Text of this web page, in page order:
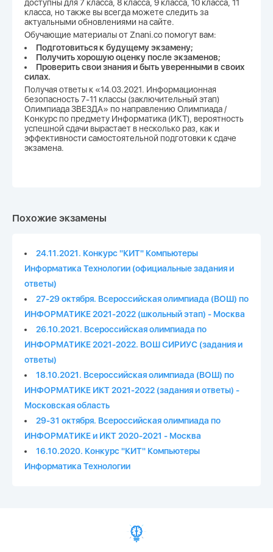
доступны для 7 класса, 8 класса, 9 класса, 10 класса, 11
класса, но также вы всегда можете следить за
актуальными обновлениями на сайте.
Обучающие материалы от Znani.co помогут вам:
Подготовиться к будущему экзамену;
Получить хорошую оценку после экзаменов;
Проверить свои знания и быть уверенными в своих
силах.
Получая ответы к «14.03.2021. Информационная
безопасность 7-11 классы (заключительный этап)
Олимпиада ЗВЕЗДА» по направлению Олимпиада /
Конкурс по предмету Информатика (ИКТ), вероятность
успешной сдачи вырастает в несколько раз, как и
эффективности самостоятельной подготовки к сдаче
экзамена.
Похожие экзамены
24.11.2021. Конкурс "КИТ" Компьютеры
Информатика Технологии (официальные задания и
ответы)
27-29 октября. Всероссийская олимпиада (ВОШ) по
ИНФОРМАТИКЕ 2021-2022 (школьный этап) - Москва
26.10.2021. Всероссийская олимпиада по
ИНФОРМАТИКЕ 2021-2022. ВОШ СИРИУС (задания и
ответы)
18.10.2021. Всероссийская олимпиада (ВОШ) по
ИНФОРМАТИКЕ ИКТ 2021-2022 (задания и ответы) -
Московская область
29-31 октября. Всероссийская олимпиада по
ИНФОРМАТИКЕ и ИКТ 2020-2021 - Москва
16.10.2020. Конкурс "КИТ" Компьютеры
Информатика Технологии